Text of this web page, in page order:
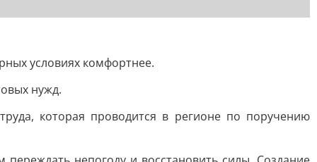
условиях комфортнее.
нужд.
которая проводится в регионе по поручению